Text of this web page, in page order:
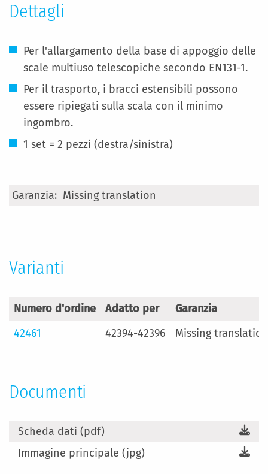
Dettagli
Per l'allargamento della base di appoggio delle
scale multiuso telescopiche secondo EN131-1.
Per il trasporto, i bracci estensibili possono
essere ripiegati sulla scala con il minimo
ingombro.
1 set = 2 pezzi (destra/sinistra)
Maggiori
Missing translation
Varianti
Numero d'ordine Adatto per
Garanzia
42461
42394-42396 Missing translation
Documenti
Scheda dati (pdf)
Immagine principale (jpg)